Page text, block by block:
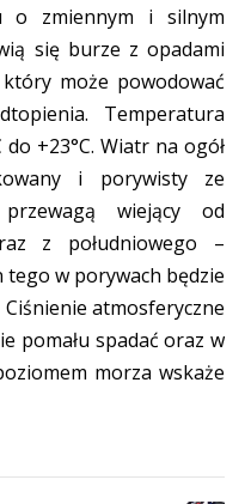
o zmiennym i silnym
się burze z opadami
może powodować
Temperatura
+23°C. Wiatr na ogół
i porywisty ze
wiejący od
z południowego –
tego w porywach będzie
atmosferyczne
pomału spadać oraz w
morza wskaże